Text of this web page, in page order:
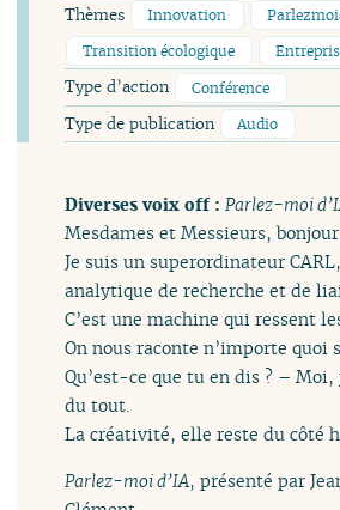
Thèmes Innovation
Transition écologique
Type d’action Conférence
Type de publication Audio
Diverses voix off :Parlez-moi
Mesdames et Messieurs,
Je suis un superordinateur
analytique de recherche et de
C’est une machine qui ressent
On nous raconte n’importe quoi
Qu’est-ce que tu en dis ? – Moi,
du tout.
La créativité, elle reste du côté
Parlez-moi d’IA, présenté par